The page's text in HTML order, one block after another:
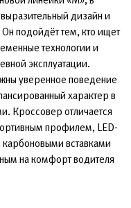
дизайн и
подойдёт тем, кто ищет
технологии и
эксплуатации.
уверенное поведение
характер в
Кроссовер отличается
профилем, LED-
вставками
на комфорт водителя